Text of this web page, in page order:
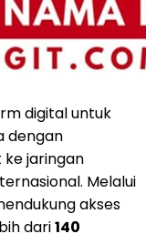
digital untuk
dengan
jaringan
Melalui
akses
dari140